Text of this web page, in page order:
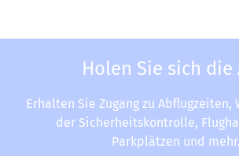
Holen Sie sich die
Erhalten Sie Zugang zu Abflugzeiten,
der Sicherheitskontrolle,
Parkplätzen und mehr.